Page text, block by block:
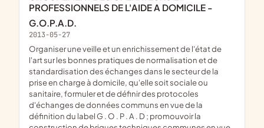
PROFESSIONNELS DE L'AIDE A DOMICILE -
G.O.P.A.D.
2013-05-27
organiser une veille et un enrichissement de l'état de
l'art sur les bonnes pratiques de normalisation et de
standardisation des échanges dans le secteur de la
prise en charge à domicile, qu'elle soit sociale ou
sanitaire, formuler et de définir des protocoles
d'échanges de données communs en vue de la
définition du label G . O . P . A . D ; promouvoir la